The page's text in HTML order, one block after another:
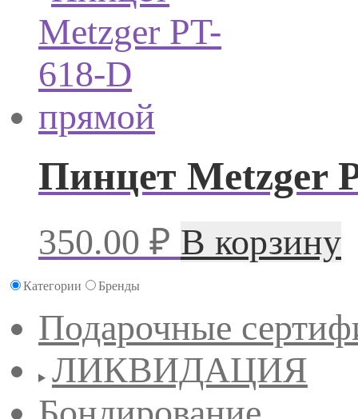
Пинцет Metzger
350.00 ₽ В корзину
Категории Бренды
Подарочные
ЛИКВИДАЦИЯ